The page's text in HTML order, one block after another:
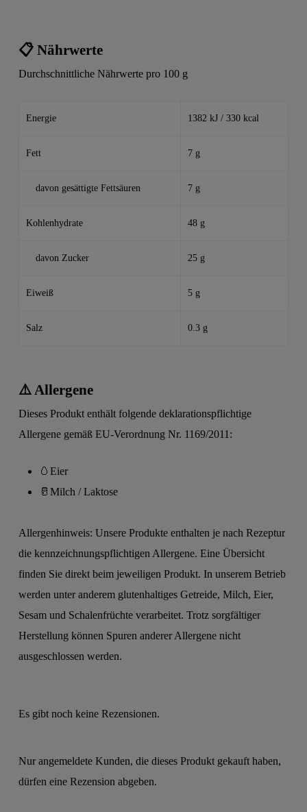
📋 Nährwerte
Durchschnittliche Nährwerte pro 100 g
Energie 1382 kJ / 330 kcal
Fett 7 g
davon gesättigte Fettsäuren 7 g
Kohlenhydrate 48 g
davon Zucker 25 g
Eiweiß 5 g
Salz 0.3 g
⚠️ Allergene
Dieses Produkt enthält folgende deklarationspflichtige
Allergene gemäß EU-Verordnung Nr. 1169/2011:
🥚 Eier
🥛 Milch / Laktose
Allergenhinweis: Unsere Produkte enthalten je nach Rezeptur
die kennzeichnungspflichtigen Allergene. Eine Übersicht
finden Sie direkt beim jeweiligen Produkt. In unserem Betrieb
werden unter anderem glutenhaltiges Getreide, Milch, Eier,
Sesam und Schalenfrüchte verarbeitet. Trotz sorgfältiger
Herstellung können Spuren anderer Allergene nicht
ausgeschlossen werden.
Es gibt noch keine Rezensionen.
Nur angemeldete Kunden, die dieses Produkt gekauft haben,
dürfen eine Rezension abgeben.